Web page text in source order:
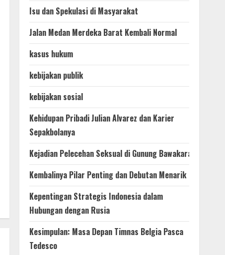
Isu dan Spekulasi di Masyarakat
Jalan Medan Merdeka Barat Kembali Normal
kasus hukum
kebijakan publik
kebijakan sosial
Kehidupan Pribadi Julian Alvarez dan Karier
Sepakbolanya
Kejadian Pelecehan Seksual di Gunung Bawakaraeng
Kembalinya Pilar Penting dan Debutan Menarik
Kepentingan Strategis Indonesia dalam
Hubungan dengan Rusia
Kesimpulan: Masa Depan Timnas Belgia Pasca
Tedesco